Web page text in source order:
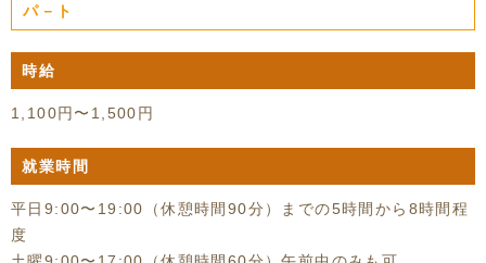
パ－ト
時給
1,100円〜1,500円
就業時間
平日9:00〜19:00（休憩時間90分）までの5時間から8時間程
度